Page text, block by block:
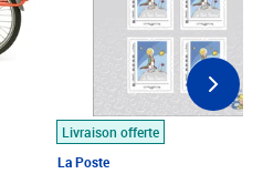
Livraison offerte
La Poste